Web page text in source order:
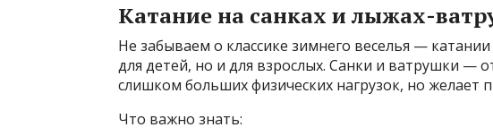
Катание на санках и лыжах-
Не забываем о классике зимнего веселья —
для детей, но и для взрослых. Санки и ватрушки —
слишком больших физических нагрузок, но желает
Что важно знать: